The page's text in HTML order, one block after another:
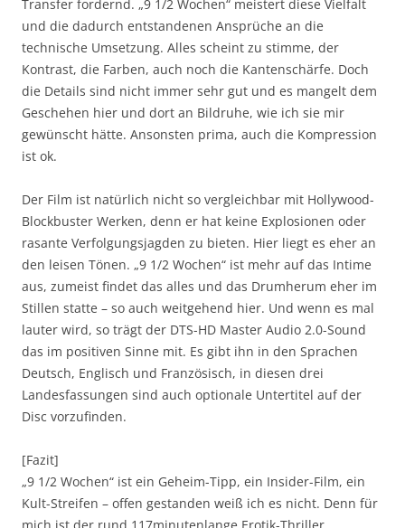
Transfer fordernd. „9 1/2 Wochen“ meistert diese Vielfalt
und die dadurch entstandenen Ansprüche an die
technische Umsetzung. Alles scheint zu stimme, der
Kontrast, die Farben, auch noch die Kantenschärfe. Doch
die Details sind nicht immer sehr gut und es mangelt dem
Geschehen hier und dort an Bildruhe, wie ich sie mir
gewünscht hätte. Ansonsten prima, auch die Kompression
ist ok.
Der Film ist natürlich nicht so vergleichbar mit Hollywood-
Blockbuster Werken, denn er hat keine Explosionen oder
rasante Verfolgungsjagden zu bieten. Hier liegt es eher an
den leisen Tönen. „9 1/2 Wochen“ ist mehr auf das Intime
aus, zumeist findet das alles und das Drumherum eher im
Stillen statte – so auch weitgehend hier. Und wenn es mal
lauter wird, so trägt der DTS-HD Master Audio 2.0-Sound
das im positiven Sinne mit. Es gibt ihn in den Sprachen
Deutsch, Englisch und Französisch, in diesen drei
Landesfassungen sind auch optionale Untertitel auf der
Disc vorzufinden.
[Fazit]
„9 1/2 Wochen“ ist ein Geheim-Tipp, ein Insider-Film, ein
Kult-Streifen – offen gestanden weiß ich es nicht. Denn für